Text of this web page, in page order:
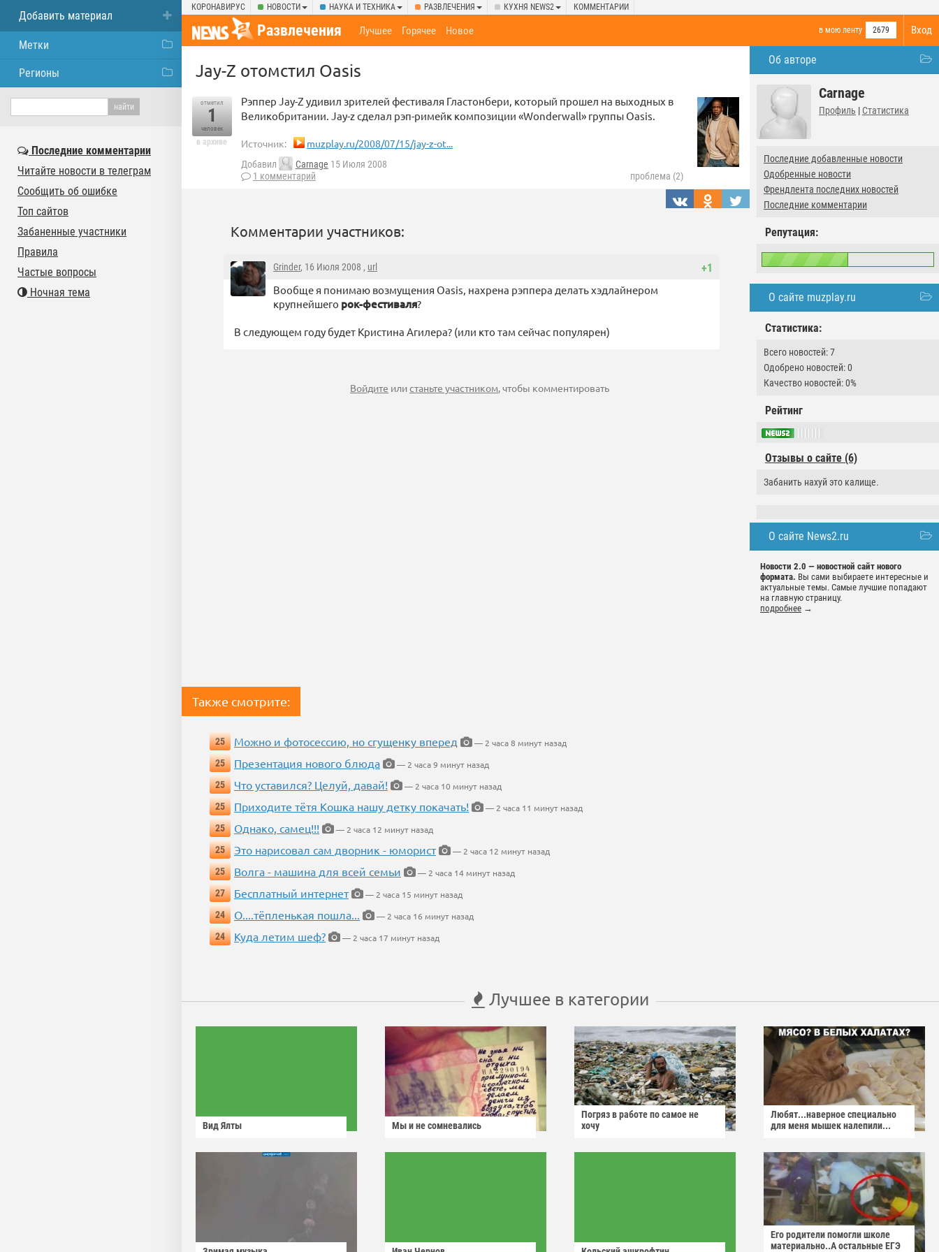
КОРОНАВИРУС НОВОСТИ НАУКА И ТЕХНИКА РАЗВЛЕЧЕНИЯ КУХНЯ NEWS2 КОММЕНТАРИИ
Вход
Развлечения в мою ленту 2679
Лучшее Горячее Новое
Об авторе
Carnage
Профиль | Статистика
Последние добавленные новости
Одобренные новости
Френдлента последних новостей
Последние комментарии
Репутация:
О сайте muzplay.ru
Статистика:
Всего новостей: 7
Одобрено новостей: 0
Качество новостей: 0%
Рейтинг
Отзывы о сайте (6)
Забанить нахуй это калище.
О сайте News2.ru
Новости 2.0 — новостной сайт нового
формата. Вы сами выбираете интересные и
актуальные темы. Самые лучшие попадают
на главную страницу.
подробнее →
Jay-Z отомстил Oasis
отметил
1
человек
в архиве
Рэппер Jay-Z удивил зрителей фестиваля Гластонбери, который прошел на выходных в
Великобритании. Jay-z сделал рэп-римейк композиции «Wonderwall» группы Oasis.
Источник: muzplay.ru/2008/07/15/jay-z-ot...
Добавил Carnage 15 Июля 2008
1 комментарий
проблема (2)
Комментарии участников:
+1
Grinder, 16 Июля 2008 , url
Вообще я понимаю возмущения Oasis, нахрена рэппера делать хэдлайнером
крупнейшего рок-фестиваля?
В следующем году будет Кристина Агилера? (или кто там сейчас популярен)
Войдите илистаньте участником, чтобы комментировать
Также смотрите:
25 Можно и фотосессию, но сгущенку вперед
— 2 часа 8 минут назад
25
Презентация нового блюда
— 2 часа 9 минут назад
25
Что уставился? Целуй, давай!
— 2 часа 10 минут назад
25
Приходите тётя Кошка нашу детку покачать!
— 2 часа 11 минут назад
25
Однако, самец!!!
— 2 часа 12 минут назад
25
Это нарисовал сам дворник - юморист
— 2 часа 12 минут назад
25
Волга - машина для всей семьи
— 2 часа 14 минут назад
27
Бесплатный интернет
— 2 часа 15 минут назад
24
О....тёпленькая пошла...
— 2 часа 16 минут назад
24
Куда летим шеф? — 2 часа 17 минут назад
Лучшее в категории
Вид Ялты Мы и не сомневались
Погряз в работе по самое не
хочу
Любят...наверное специально
для меня мышек налепили...
Его родители помогли школе
материально..А остальные ЕГЭ
Добавить материал
Метки
Регионы
Последние комментарии
Читайте новости в телеграм
Сообщить об ошибке
Топ сайтов
Забаненные участники
Правила
Частые вопросы
Ночная тема